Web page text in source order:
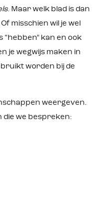
. Maar welk blad is dan
misschien wil je wel
“hebben" kan en ook
je wegwijs maken in
worden bij de
weergeven.
die we bespreken: